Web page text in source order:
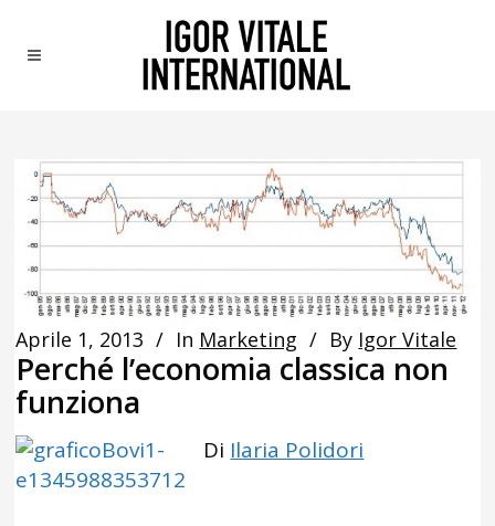
Aprile 1, 2013 In Marketing By Igor Vitale
Perché l’economia classica non
funziona
Di Ilaria Polidori